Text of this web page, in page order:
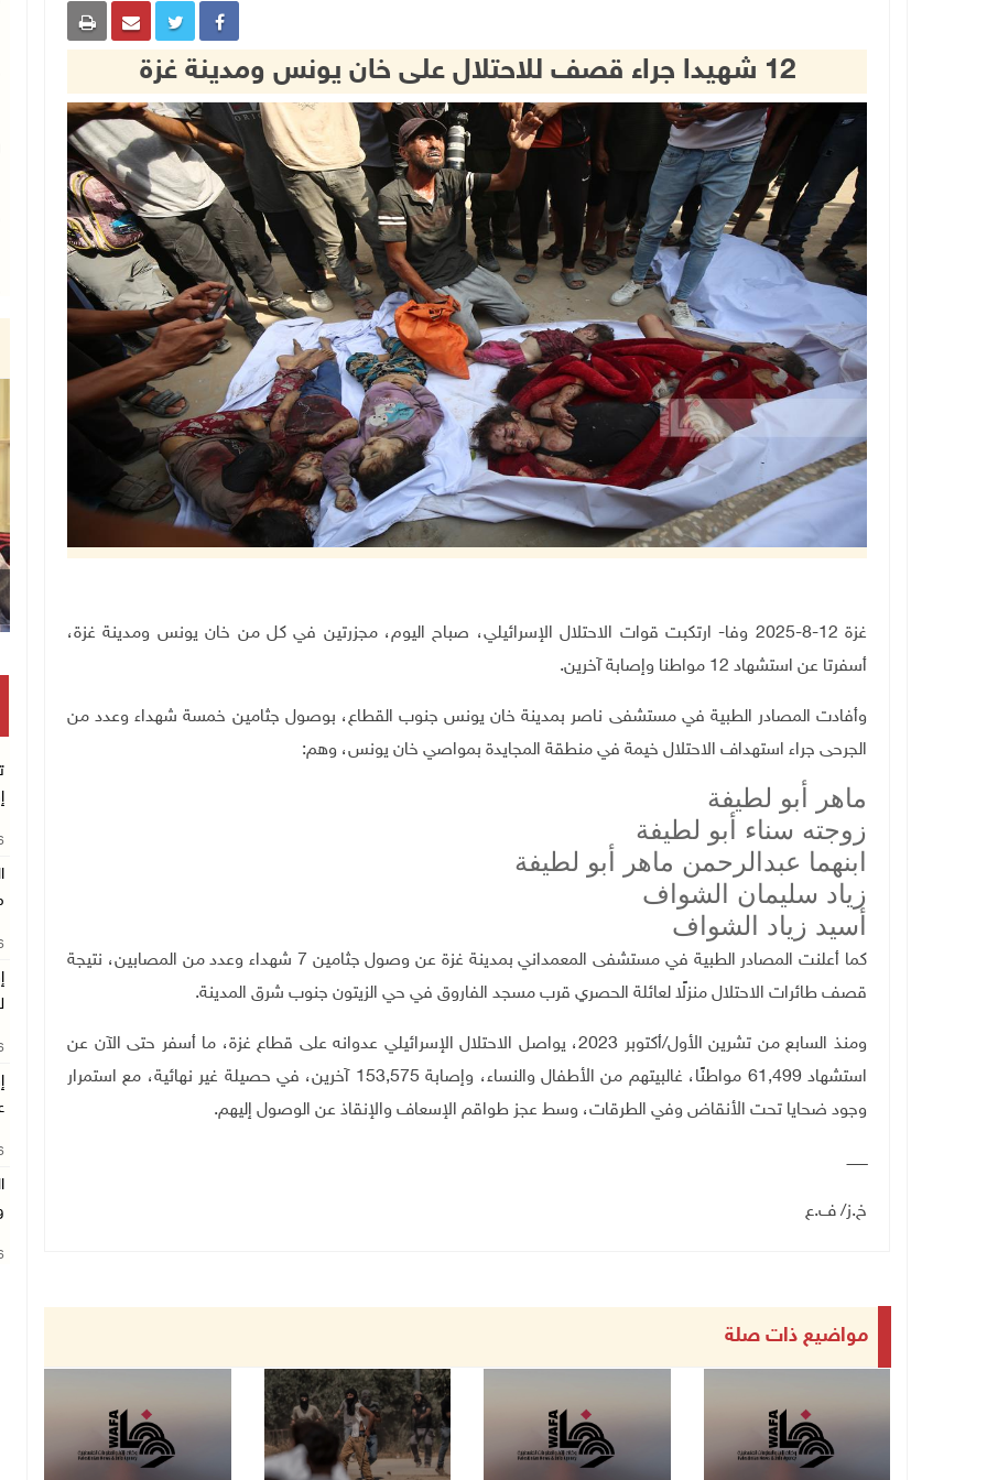
12 شهيدا جراء قصف للاحتلال على خان يونس ومدينة غزة
غزة 12-8-2025 وفا- ارتكبت قوات الاحتلال الإسرائيلي، صباح اليوم، مجزرتين في كل من خان يونس ومدينة غزة،
أسفرتا عن استشهاد 12 مواطنا وإصابة آخرين
.
وأفادت المصادر الطبية في مستشفى ناصر بمدينة خان يونس جنوب القطاع، بوصول جثامين خمسة شهداء وعدد من
الجرحى جراء استهداف الاحتلال خيمة في منطقة المجايدة بمواصي خان يونس، وهم:
ماهر أبو لطيفة
زوجته سناء أبو لطيفة
ابنهما عبدالرحمن ماهر أبو لطيفة
زياد سليمان الشواف
أسيد زياد الشواف
كما أعلنت المصادر الطبية في مستشفى المعمداني بمدينة غزة عن وصول جثامين 7 شهداء وعدد من المصابين، نتيجة
قصف طائرات الاحتلال منزلًا لعائلة الحصري قرب مسجد الفاروق في حي الزيتون جنوب شرق المدينة.
ومنذ السابع من تشرين الأول/أكتوبر 2023، يواصل الاحتلال الإسرائيلي عدوانه على قطاع غزة، ما أسفر حتى الآن عن
استشهاد 61,499 مواطنًا، غالبيتهم من الأطفال والنساء، وإصابة 153,575 آخرين، في حصيلة غير نهائية، مع استمرار
وجود ضحايا تحت الأنقاض وفي الطرقات، وسط عجز طواقم الإسعاف والإنقاذ عن الوصول إليهم.
ـــــــــ
خ.ز/ ف.ع
مواضيع ذات صلة
وقفة بغزة للمطالبة بتمكين الطلبة من السفر